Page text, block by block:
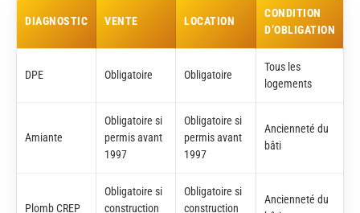
DIAGNOSTIC VENTE LOCATION
CONDITION
D’OBLIGATION
DPE Obligatoire Obligatoire
Tous les
logements
Amiante
Obligatoire si
permis avant
1997
Obligatoire si
permis avant
1997
Ancienneté du
bâti
Plomb CREP
Obligatoire si
construction
Obligatoire si
construction
Ancienneté du